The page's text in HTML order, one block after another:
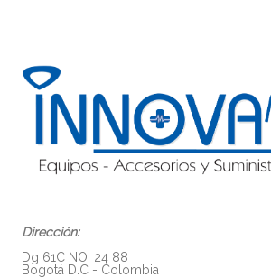
Dirección:
Dg 61C NO. 24 88
Bogotá D.C - Colombia